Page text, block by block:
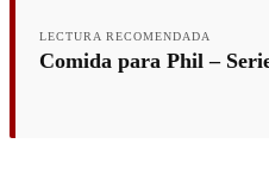
LECTURA RECOMENDADA
Comida para Phil –